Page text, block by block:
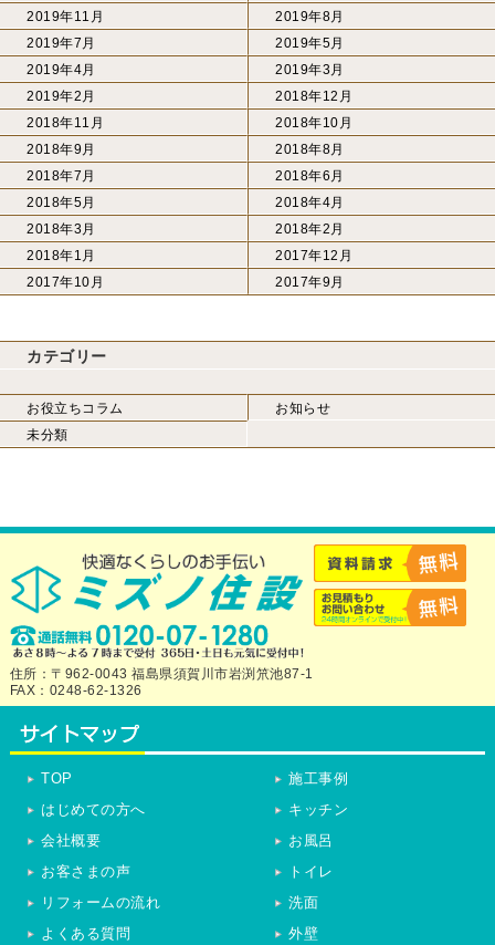
2019年11月
2019年8月
2019年7月
2019年5月
2019年4月
2019年3月
2019年2月
2018年12月
2018年11月
2018年10月
2018年9月
2018年8月
2018年7月
2018年6月
2018年5月
2018年4月
2018年3月
2018年2月
2018年1月
2017年12月
2017年10月
2017年9月
カテゴリー
お役立ちコラム
お知らせ
未分類
住所：〒962-0043 福島県須賀川市岩渕笊池87-1
FAX：0248-62-1326
TOP
はじめての方へ
会社概要
お客さまの声
リフォームの流れ
よくある質問
施工事例
キッチン
お風呂
トイレ
洗面
外壁